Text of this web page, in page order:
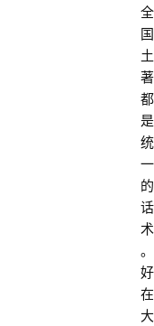
全
国
土
著
都
是
统
一
的
话
术
。
好
在
大